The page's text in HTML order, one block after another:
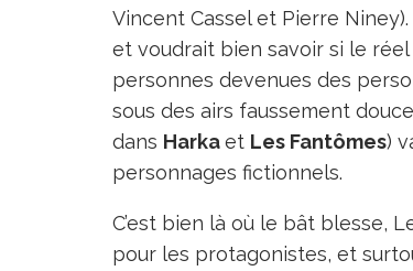
Vincent Cassel et Pierre
et voudrait bien savoir si le
personnes devenues des
sous des airs faussement
dans Harkaet Les Fantômes)
personnages fictionnels.
C’est bien là où le bât blesse,
pour les protagonistes, et